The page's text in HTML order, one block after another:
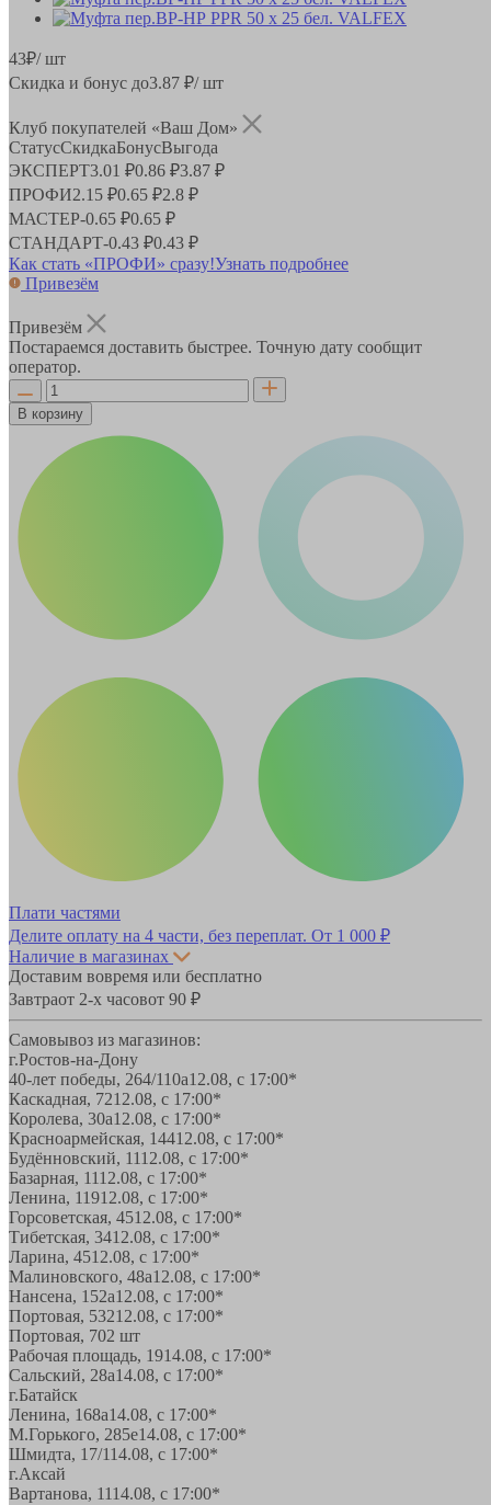
43₽/ шт
Скидка и бонус до3.87 ₽/ шт
Клуб покупателей «Ваш Дом»
СтатусСкидкаБонусВыгода
ЭКСПЕРТ3.01 ₽0.86 ₽3.87 ₽
ПРОФИ2.15 ₽0.65 ₽2.8 ₽
МАСТЕР-0.65 ₽0.65 ₽
СТАНДАРТ-0.43 ₽0.43 ₽
Как стать «ПРОФИ» сразу!Узнать подробнее
Привезём
Привезём
Постараемся доставить быстрее. Точную дату сообщит
оператор.
В корзину
Плати частями
Делите оплату на 4 части, без переплат. От 1 000 ₽
Наличие в магазинах
Доставим вовремя или бесплатно
Завтраот 2-х часовот 90 ₽
Самовывоз из магазинов:
г.Ростов-на-Дону
40-лет победы, 264/110а12.08, с 17:00*
Каскадная, 7212.08, с 17:00*
Королева, 30а12.08, с 17:00*
Красноармейская, 14412.08, с 17:00*
Будённовский, 1112.08, с 17:00*
Базарная, 1112.08, с 17:00*
Ленина, 11912.08, с 17:00*
Горсоветская, 4512.08, с 17:00*
Тибетская, 3412.08, с 17:00*
Ларина, 4512.08, с 17:00*
Малиновского, 48а12.08, с 17:00*
Нансена, 152а12.08, с 17:00*
Портовая, 53212.08, с 17:00*
Портовая, 702 шт
Рабочая площадь, 1914.08, с 17:00*
Сальский, 28a14.08, с 17:00*
г.Батайск
Ленина, 168а14.08, с 17:00*
М.Горького, 285е14.08, с 17:00*
Шмидта, 17/114.08, с 17:00*
г.Аксай
Вартанова, 1114.08, с 17:00*